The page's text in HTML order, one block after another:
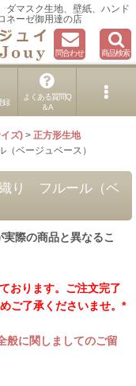
ダマスク生地、壁紙、ハンド
ネーゼ御用達の店
問合わせ 商品検索
録
よくある質問Q
＆A
ズ) > 正方形生地
ベージュベース）
織り フルール（ベ
際の商品と異なるこ
おります。ご注文完了
ご了承くださいませ。*
般に関しましてのご留